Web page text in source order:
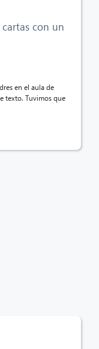
con un
en el aula de
texto. Tuvimos que